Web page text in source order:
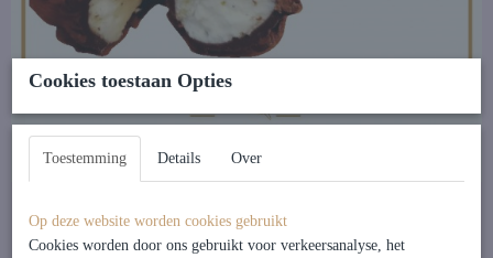
Slagroom Truffels
Cookies toestaan Opties
Toestemming Details Over
Op deze website worden cookies gebruikt
Cookies worden door ons gebruikt voor verkeersanalyse, het